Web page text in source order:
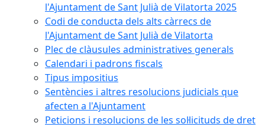
l'Ajuntament de Sant Julià de Vilatorta 2025
Codi de conducta dels alts càrrecs de
l'Ajuntament de Sant Julià de Vilatorta
Plec de clàusules administratives generals
Calendari i padrons fiscals
Tipus impositius
Sentències i altres resolucions judicials que
afecten a l'Ajuntament
Peticions i resolucions de les sol·licituds de dret